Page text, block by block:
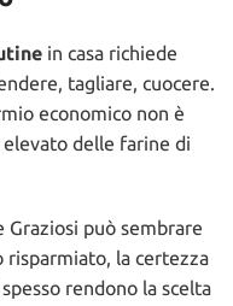
in casa richiede
tagliare, cuocere.
economico non è
delle farine di
può sembrare
risparmiato, la certezza
rendono la scelta